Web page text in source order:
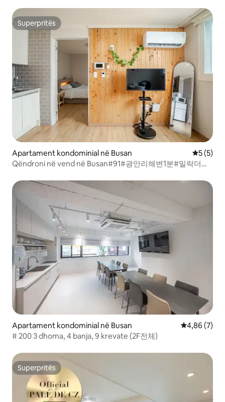
Superpritës
Superpritës
Apartament kondominial në Busan
5 (5)
Qëndroni në vend në Busan#91#광안리해변1분#밀락더마
Apartament kondominial në Busan Vlerësimi
4,86 (7)
# 200 3 dhoma, 4 banja, 9 krevate (2F전체)
Superpritës
Superpritës